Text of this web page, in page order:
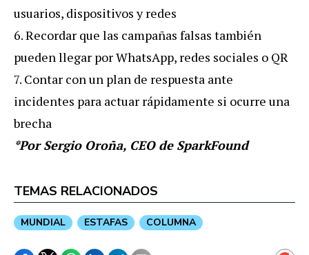
usuarios, dispositivos y redes
6.Recordar que las campañas falsas también
pueden llegar por WhatsApp, redes sociales o QR
7. Contar con un plan de respuesta ante
incidentes para actuar rápidamente si ocurre una
brecha
*Por Sergio Oroña, CEO de SparkFound
TEMAS RELACIONADOS
MUNDIAL ESTAFAS COLUMNA